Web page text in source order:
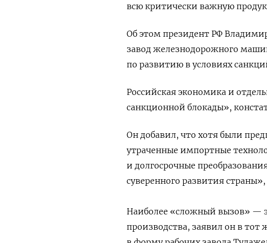
всю критически важную
Об этом президент РФ
завод железнодорожного
по развитию в условиях
Российская экономика и
санкционной блокады»,
Он добавил, что хотя были
утраченные импортные
и долгосрочные
суверенного развития
Наиболее «сложный вызов» —
производства, заявил он в